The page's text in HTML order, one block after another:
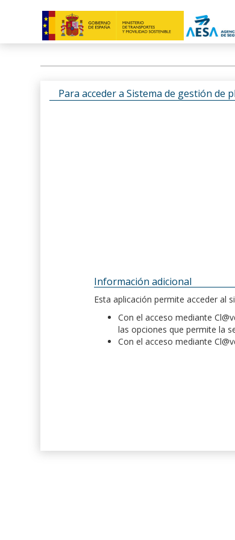
Para acceder a Sistema de gestión
Información adicional
Esta aplicación permite acceder al
Con el acceso mediante
las opciones que permite la
Con el acceso mediante